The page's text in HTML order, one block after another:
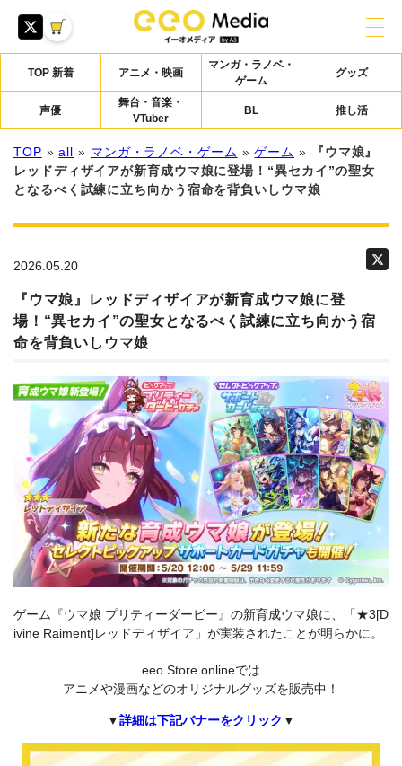
TOP 新着 アニメ・映画
マンガ・ラノベ・
ゲーム
グッズ
声優
舞台・音楽・
VTuber
BL 推し活
TOP »all » マンガ・ラノベ・ゲーム »ゲーム »
『ウマ娘』
レッドディザイアが新育成ウマ娘に登場！“異セカイ”の聖女
となるべく試練に立ち向かう宿命を背負いしウマ娘
2026.05.20
『ウマ娘』レッドディザイアが新育成ウマ娘に登
場！“異セカイ”の聖女となるべく試練に立ち向かう宿
命を背負いしウマ娘
ゲーム『ウマ娘 プリティーダービー』の新育成ウマ娘に、「★3[D
ivine Raiment]レッドディザイア」が実装されたことが明らかに。
eeo Store onlineでは
アニメや漫画などのオリジナルグッズを販売中！
▼詳細は下記バナーをクリック ▼